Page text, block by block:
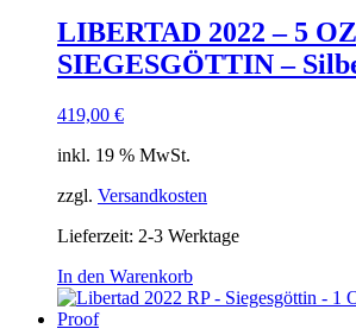
LIBERTAD 2022 – 5
SIEGESGÖTTIN –
419,00 €
inkl. 19 % MwSt.
zzgl. Versandkosten
Lieferzeit: 2-3 Werktage
In den Warenkorb